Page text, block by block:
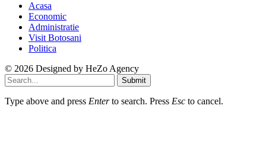
Acasa
Economic
Administratie
Visit Botosani
Politica
© 2026 Designed by HeZo Agency
Submit
Type above and press Enterto search. Press Esc to cancel.